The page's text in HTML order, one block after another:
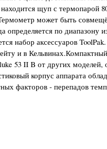
щуп с термопарой
может быть
по диапазону
набор аксессуаров
и в
53 II B от других моделей,
корпус аппарата
факторов - перепадов